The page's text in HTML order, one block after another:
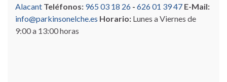
Alacant Teléfonos: 965 03 18 26 - 626 01 39 47 E-Mail:
info@parkinsonelche.es Horario: Lunes a Viernes de
9:00 a 13:00 horas